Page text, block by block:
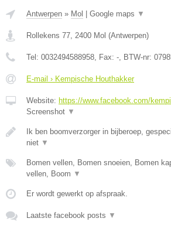
Antwerpen » Mol Google maps ▼
Rollekens 77, 2400 Mol (Antwerpen)
Tel: 0032494588958, Fax: -, BTW-nr:
E-mail › Kempische Houthakker
Website: https://www.facebook.com/
Screenshot ▼
Ik ben boomverzorger in bijberoep,
niet ▼
Bomen vellen, Bomen snoeien, Bomen
vellen, Boom ▼
Er wordt gewerkt op afspraak.
Laatste facebook posts ▼